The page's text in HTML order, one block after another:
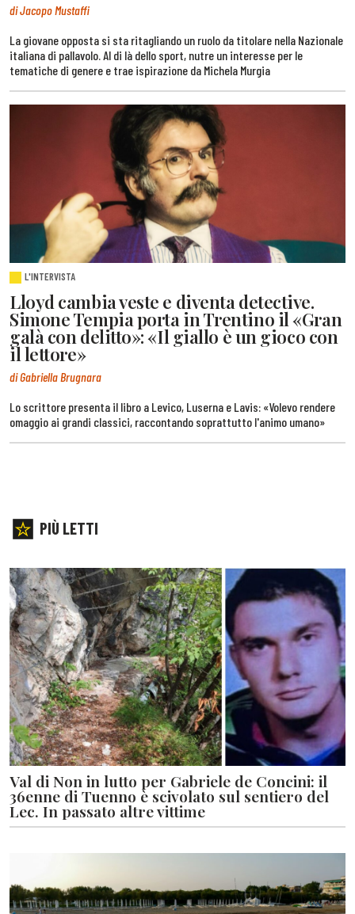
di Jacopo Mustaffi
La giovane opposta si sta ritagliando un ruolo da titolare nella Nazionale
italiana di pallavolo. Al di là dello sport, nutre un interesse per le
tematiche di genere e trae ispirazione da Michela Murgia
L'INTERVISTA
Lloyd cambia veste e diventa detective.
Simone Tempia porta in Trentino il «Gran
galà con delitto»: «Il giallo è un gioco con
il lettore»
di Gabriella Brugnara
Lo scrittore presenta il libro a Levico, Luserna e Lavis: «Volevo rendere
omaggio ai grandi classici, raccontando soprattutto l'animo umano»
PIÙ LETTI
Val di Non in lutto per Gabriele de Concini: il
36enne di Tuenno è scivolato sul sentiero del
Lec. In passato altre vittime